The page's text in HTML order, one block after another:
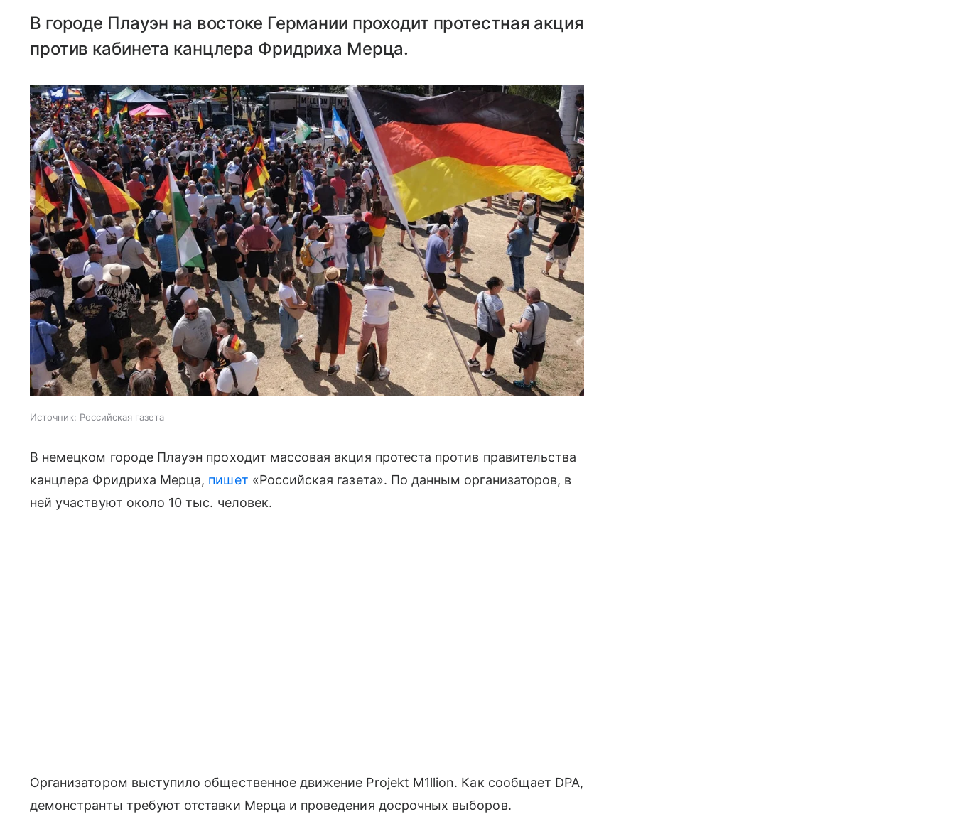
В городе Плауэн на востоке Германии проходит протестная акция
против кабинета канцлера Фридриха Мерца.
Источник: Российская газета
В немецком городе Плауэн проходит массовая акция протеста против правительства
канцлера Фридриха Мерца, пишет «Российская газета». По данным организаторов, в
ней участвуют около 10 тыс. человек.
Организатором выступило общественное движение Projekt M1llion. Как сообщает DPA,
демонстранты требуют отставки Мерца и проведения досрочных выборов.